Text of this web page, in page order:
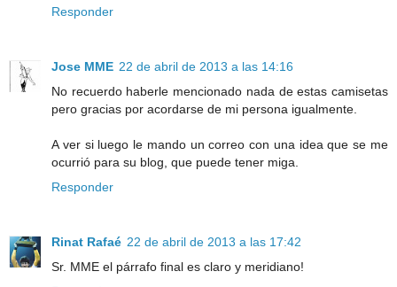
Responder
Jose MME 22 de abril de 2013 a las 14:16
No recuerdo haberle mencionado nada de estas camisetas
pero gracias por acordarse de mi persona igualmente.
A ver si luego le mando un correo con una idea que se me
ocurrió para su blog, que puede tener miga.
Responder
Rinat Rafaé 22 de abril de 2013 a las 17:42
Sr. MME el párrafo final es claro y meridiano!